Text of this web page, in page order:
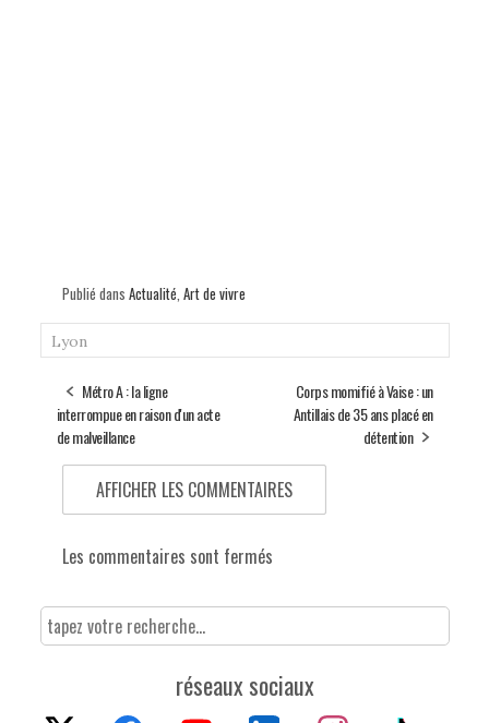
Publié dans Actualité, Art de vivre
Lyon
Métro A : la ligne
interrompue en raison d'un acte
de malveillance
Corps momifié à Vaise : un
Antillais de 35 ans placé en
détention
AFFICHER LES COMMENTAIRES
Les commentaires sont fermés
réseaux sociaux